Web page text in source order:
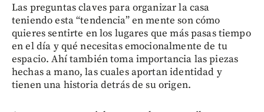
Las preguntas claves para organizar la casa
teniendo esta “tendencia” en mente son cómo
quieres sentirte en los lugares que más pasas tiempo
en el día y qué necesitas emocionalmente de tu
espacio. Ahí también toma importancia las piezas
hechas a mano, las cuales aportan identidad y
tienen una historia detrás de su origen.